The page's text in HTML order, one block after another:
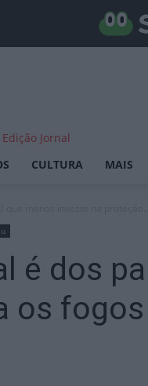
CULTURA MAIS
é dos
os fogos